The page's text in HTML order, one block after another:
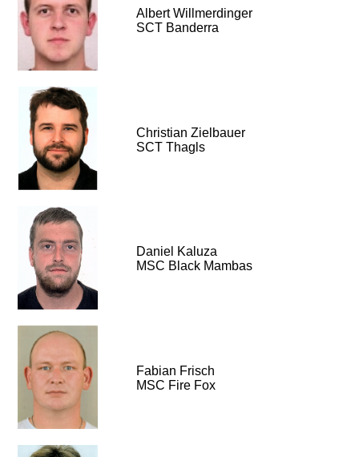
Albert Willmerdinger
SCT Banderra
Christian Zielbauer
SCT Thagls
Daniel Kaluza
MSC Black Mambas
Fabian Frisch
MSC Fire Fox